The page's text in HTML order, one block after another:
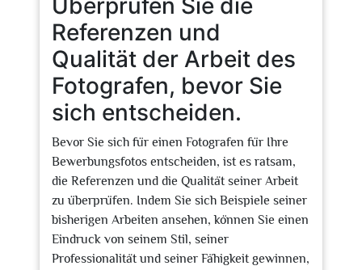
Überprüfen Sie die
Referenzen und
Qualität der Arbeit des
Fotografen, bevor Sie
sich entscheiden.
Bevor Sie sich für einen Fotografen für Ihre
Bewerbungsfotos entscheiden, ist es ratsam,
die Referenzen und die Qualität seiner Arbeit
zu überprüfen. Indem Sie sich Beispiele seiner
bisherigen Arbeiten ansehen, können Sie einen
Eindruck von seinem Stil, seiner
Professionalität und seiner Fähigkeit gewinnen,